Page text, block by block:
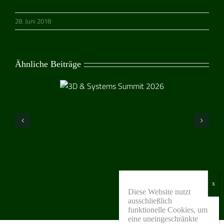
28. Juni 2018
Ähnliche Beiträge
Diese Website nutzt
ausschließlich
funktionelle Cookies, um
eine uneingeschränkte